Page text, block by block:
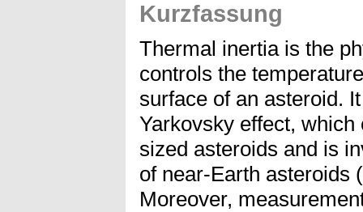
Kurzfassung
Thermal inertia is the
controls the
surface of an asteroid.
Yarkovsky effect,
sized asteroids and is
of near-Earth asteroids
Moreover,